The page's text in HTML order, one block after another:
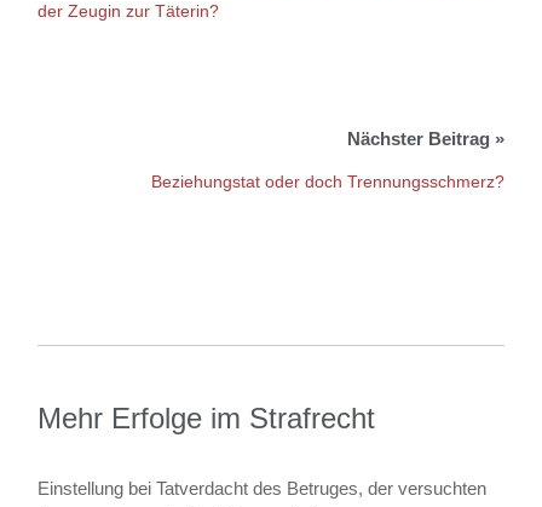
der Zeugin zur Täterin?
Beziehungstat oder doch Trennungsschmerz?
Mehr Erfolge im Strafrecht
Einstellung bei Tatverdacht des Betruges, der versuchten